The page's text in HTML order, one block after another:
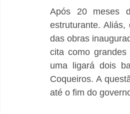
Após 20 meses
estruturante.
das obras
cita como
uma ligará dois
Coqueiros. A
até o fim do